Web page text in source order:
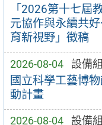
「2026第十七屆
元協作與永續共
育新視野」徵稿
2026-08-04 設備組
國立科學工藝博
動計畫
2026-08-04 設備組